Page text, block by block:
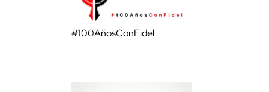
#100AñosConFidel